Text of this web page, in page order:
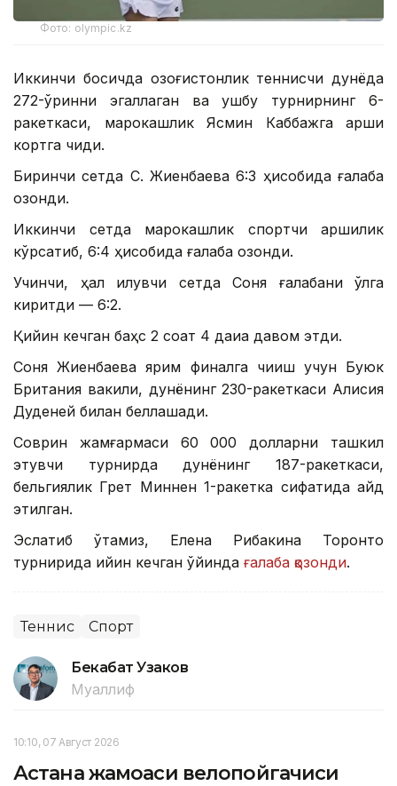
Фото: olympic.kz
Иккинчи босқичда қозоғистонлик теннисчи дунёда
272-ўринни эгаллаган ва ушбу турнирнинг 6-
ракеткаси, марокашлик Ясмин Каббажга қарши
кортга чиқди.
Биринчи сетда С. Жиенбаева 6:3 ҳисобида ғалаба
қозонди.
Иккинчи сетда марокашлик спортчи қаршилик
кўрсатиб, 6:4 ҳисобида ғалаба қозонди.
Учинчи, ҳал қилувчи сетда Соня ғалабани қўлга
киритди — 6:2.
Қийин кечган баҳс 2 соат 4 дақиқа давом этди.
Соня Жиенбаева ярим финалга чиқиш учун Буюк
Британия вакили, дунёнинг 230-ракеткаси Алисия
Дуденей билан беллашади.
Соврин жамғармаси 60 000 долларни ташкил
этувчи турнирда дунёнинг 187-ракеткаси,
бельгиялик Грет Миннен 1-ракетка сифатида қайд
этилган.
Эслатиб ўтамиз, Елена Рибакина Торонто
турнирида қийин кечган ўйинда ғалаба қозонди.
Теннис Спорт
Бекабат Узаков
Муаллиф
10:10, 07 Август 2026
Астана жамоаси велопойгачиси